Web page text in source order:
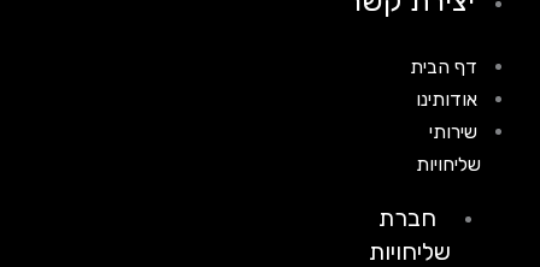
דף הבית
אודותינו
שירותי
שליחויות
חברת
שליחויות